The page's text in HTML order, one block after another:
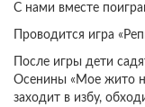
С нами вместе
Проводится игра
После игры дети
Осенины «Мое жито
заходит в избу,